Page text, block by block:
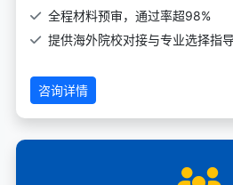
全程材料预审，通过率超98%
提供海外院校对接与专业选择指
咨询详情